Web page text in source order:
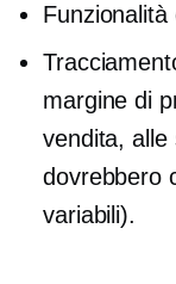
margine di
vendita, alle
dovrebbero
variabili).